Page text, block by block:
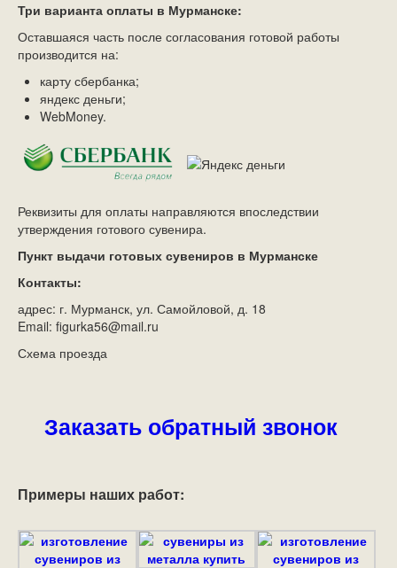
Три варианта оплаты в Мурманске:
Оставшаяся часть после согласования готовой работы
производится на:
карту сбербанка;
яндекс деньги;
WebMoney.
Реквизиты для оплаты направляются впоследствии
утверждения готового сувенира.
Пункт выдачи готовых сувениров в Мурманске
Контакты:
адрес: г. Мурманск, ул. Самойловой, д. 18
Email: figurka56@mail.ru
Схема проезда
Заказать обратный звонок
Примеры наших работ: